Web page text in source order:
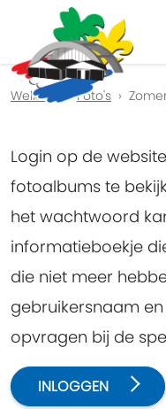
Previous
Welkom Foto's
Login op de
fotoalbums te
het wachtwoord
informatieboekje
die niet meer
gebruikersnaam
opvragen bij de
INLOGGEN